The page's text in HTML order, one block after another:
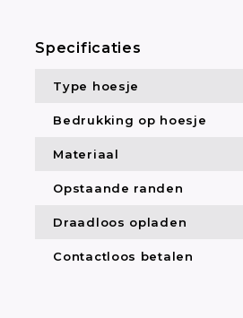
Specificaties
Type hoesje
Bedrukking op hoesje
Materiaal
Opstaande randen
Draadloos opladen
Contactloos betalen